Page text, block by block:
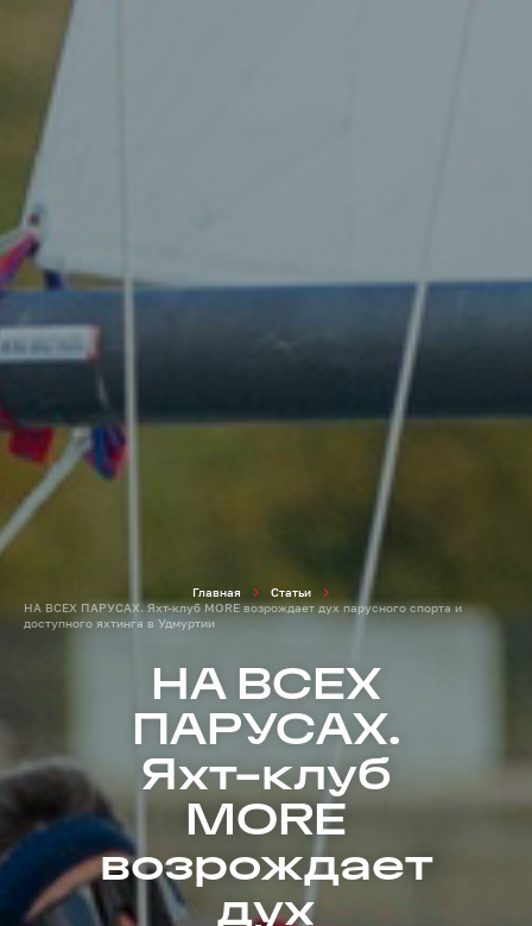
Главная
Статьи
НА ВСЕХ ПАРУСАХ. Яхт-клуб MORE возрождает дух парусного спорта и
доступного яхтинга в Удмуртии
НА ВСЕХ
ПАРУСАХ.
Яхт-клуб
MORE
возрождает
дух